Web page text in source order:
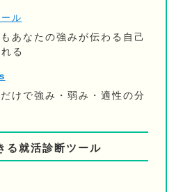
ル
あなたの強みが伝わる自己
る
けで強み・弱み・適性の分
る就活診断ツール